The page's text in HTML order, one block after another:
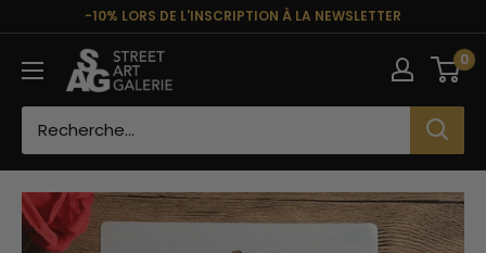
contenu
-10% LORS DE L'INSCRIPTION À LA NEWSLETTER
Street
Art
0